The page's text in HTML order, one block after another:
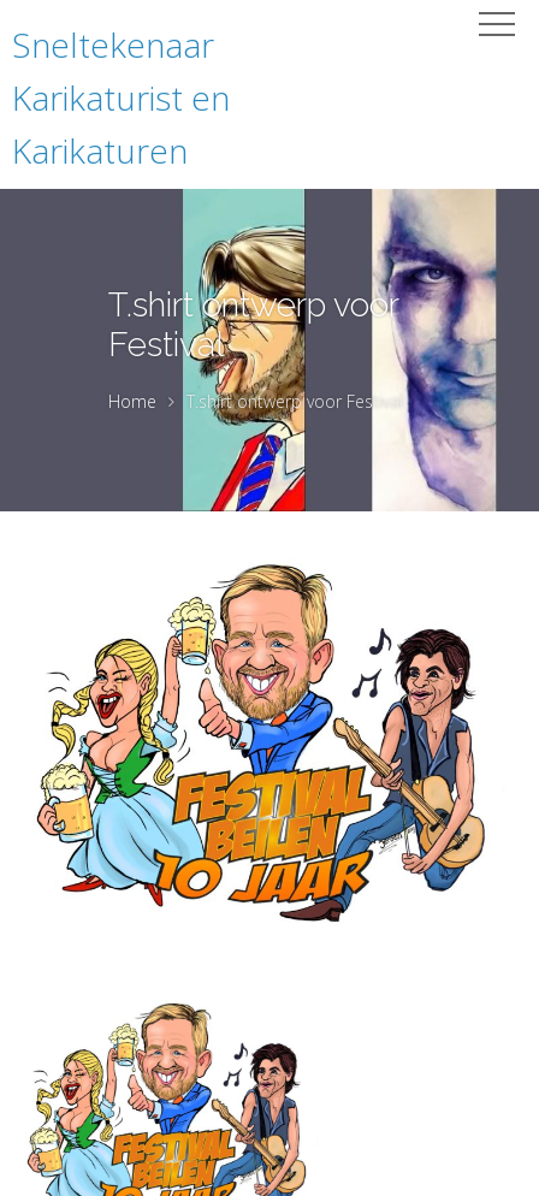
Sneltekenaar
Karikaturist en
Karikaturen
T.shirt ontwerp voor
Festival
Home T.shirt ontwerp voor Festival